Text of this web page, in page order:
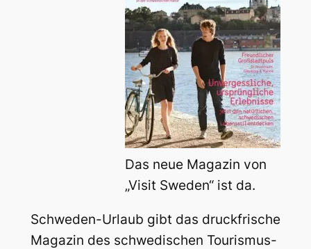
Das neue Magazin von
„Visit Sweden“ ist da.
Schweden-Urlaub gibt das druckfrische
Magazin des schwedischen Tourismus-